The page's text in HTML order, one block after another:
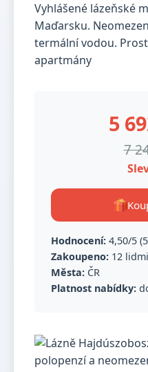
Vyhlášené lázeňské
Maďarsku.
termální vodou.
apartmány
5
7
Hodnocení: 4,50/5
Zakoupeno: 12 lidmi
Města: ČR
Platnost nabídky: